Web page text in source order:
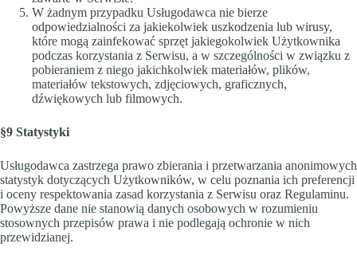
W żadnym przypadku Usługodawca nie bierze
odpowiedzialności za jakiekolwiek uszkodzenia lub wirusy,
które mogą zainfekować sprzęt jakiegokolwiek Użytkownika
podczas korzystania z Serwisu, a w szczególności w związku z
pobieraniem z niego jakichkolwiek materiałów, plików,
materiałów tekstowych, zdjęciowych, graficznych,
dźwiękowych lub filmowych.
§9 Statystyki
Usługodawca zastrzega prawo zbierania i przetwarzania anonimowych
statystyk dotyczących Użytkowników, w celu poznania ich preferencji
i oceny respektowania zasad korzystania z Serwisu oraz Regulaminu.
Powyższe dane nie stanowią danych osobowych w rozumieniu
stosownych przepisów prawa i nie podlegają ochronie w nich
przewidzianej.